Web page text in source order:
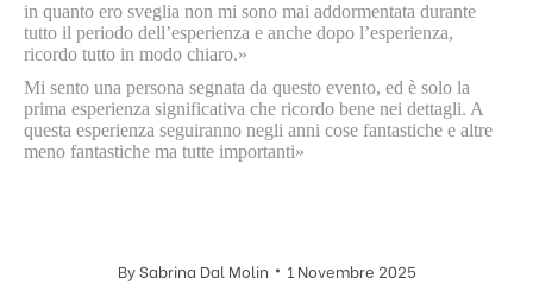
in quanto ero sveglia non mi sono mai addormentata durante
tutto il periodo dell’esperienza e anche dopo l’esperienza,
ricordo tutto in modo chiaro.»
Mi sento una persona segnata da questo evento, ed è solo la
prima esperienza significativa che ricordo bene nei dettagli. A
questa esperienza seguiranno negli anni cose fantastiche e altre
meno fantastiche ma tutte importanti»
BySabrina Dal Molin 1 Novembre 2025